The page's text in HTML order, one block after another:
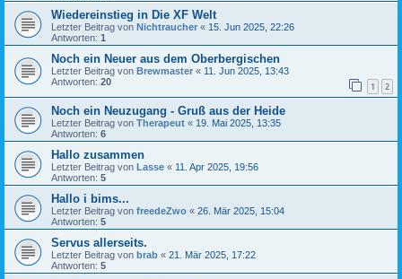
Wiedereinstieg in Die XF Welt
Letzter Beitrag von Nichtraucher « 15. Jun 2025, 22:26
Antworten: 1
Noch ein Neuer aus dem Oberbergischen
Letzter Beitrag von Brewmaster « 11. Jun 2025, 13:43
Antworten: 20 1 2
Noch ein Neuzugang - Gruß aus der Heide
Letzter Beitrag von Therapeut « 19. Mai 2025, 13:35
Antworten: 6
Hallo zusammen
Letzter Beitrag von Lasse « 11. Apr 2025, 19:56
Antworten: 5
Hallo i bims...
Letzter Beitrag von freedeZwo « 26. Mär 2025, 15:04
Antworten: 5
Servus allerseits.
Letzter Beitrag von brab « 21. Mär 2025, 17:22
Antworten: 5